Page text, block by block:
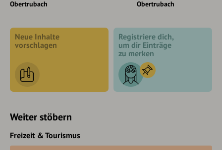
Obertrubach Obertrubach
Neue Inhalte
vorschlagen
Registriere dich,
um dir Einträge
zu merken
Weiter stöbern
Freizeit & Tourismus